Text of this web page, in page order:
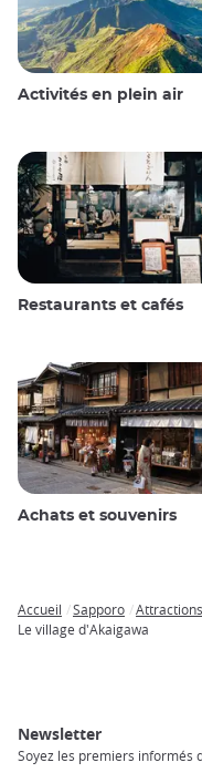
Activités en plein air
Restaurants et cafés
Achats et souvenirs
Breadcrumb
Accueil Sapporo
Le village d'Akaigawa
Newsletter
Soyez les premiers informés